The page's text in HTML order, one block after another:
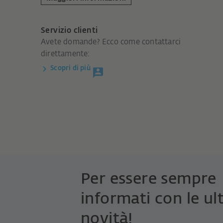
Servizio clienti
Avete domande? Ecco come contattarci
direttamente:
Scopri di più
Per essere sempre
informati con le
novità!